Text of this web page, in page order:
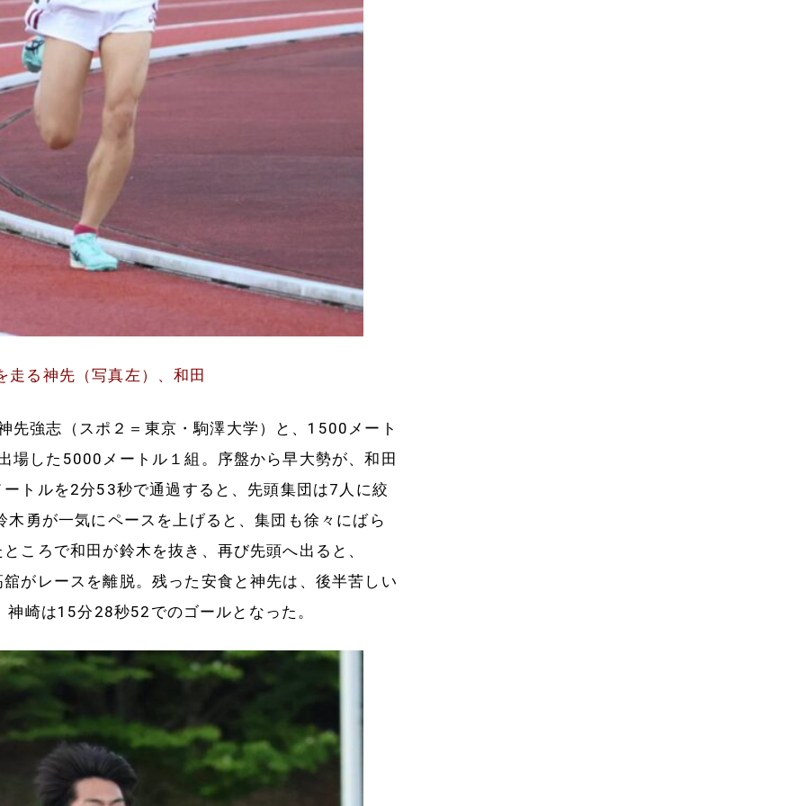
走る神先（写真左）、和田
強志（スポ２＝東京・駒澤大学）と、1500メート
場した5000メートル１組。序盤から早大勢が、和田
トルを2分53秒で通過すると、先頭集団は7人に絞
勇が一気にペースを上げると、集団も徐々にばら
ころで和田が鈴木を抜き、再び先頭へ出ると、
がレースを離脱。残った安食と神先は、後半苦しい
崎は15分28秒52でのゴールとなった。